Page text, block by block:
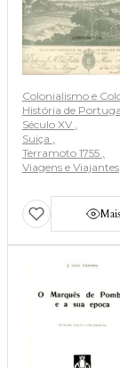
Colonialismo e
História de
Século XV
Suiça
Terramoto 1755
Viagens e Viajantes